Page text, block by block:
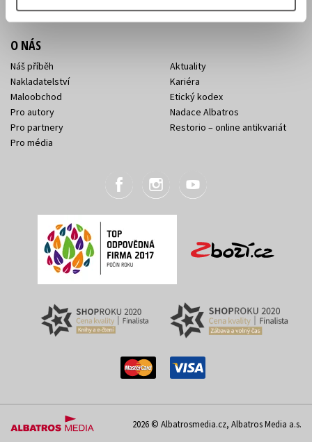
Sídlo společnosti
O NÁS
Náš příběh
Nakladatelství
Maloobchod
Pro autory
Pro partnery
Pro média
Aktuality
Kariéra
Etický kodex
Nadace Albatros
Restorio – online antikvariát
2026 © Albatrosmedia.cz, Albatros Media a.s.